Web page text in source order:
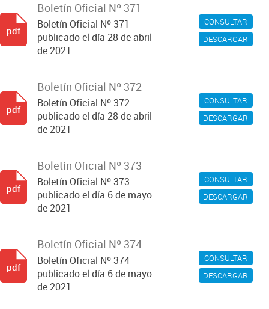
CONSULTAR
DESCARGAR
Boletín Oficial Nº 371
Boletín Oficial Nº 371
publicado el día 28 de abril
de 2021
pdf
CONSULTAR
DESCARGAR
Boletín Oficial Nº 372
Boletín Oficial Nº 372
publicado el día 28 de abril
de 2021
pdf
CONSULTAR
DESCARGAR
Boletín Oficial Nº 373
Boletín Oficial Nº 373
publicado el día 6 de mayo
de 2021
pdf
CONSULTAR
DESCARGAR
Boletín Oficial Nº 374
Boletín Oficial Nº 374
publicado el día 6 de mayo
de 2021
pdf